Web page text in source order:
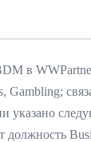
в
Gambling;
указано
должность